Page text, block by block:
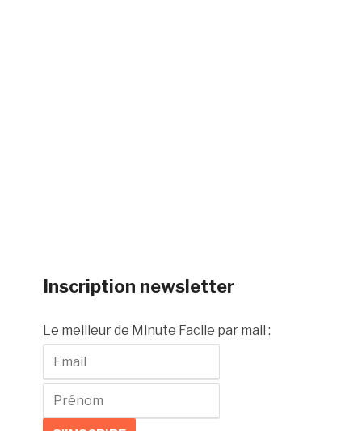
Inscription newsletter
Le meilleur de Minute Facile par mail :